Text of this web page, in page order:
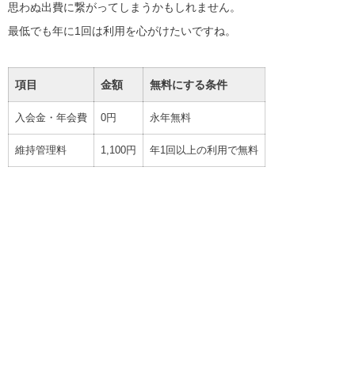
思わぬ出費に繋がってしまうかもしれません。
最低でも年に1回は利用を心がけたいですね。
項目 金額 無料にする条件
入会金・年会費 0円 永年無料
維持管理料 1,100円 年1回以上の利用で無料